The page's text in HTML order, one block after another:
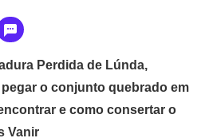
Perdida de Lúnda,
o conjunto quebrado em
e como consertar o
Vanir